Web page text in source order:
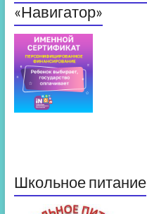
«Навигатор»
Школьное питание